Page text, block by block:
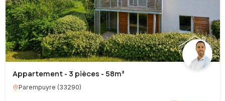
Appartement - 3 pièces - 58m²
Parempuyre (33290)